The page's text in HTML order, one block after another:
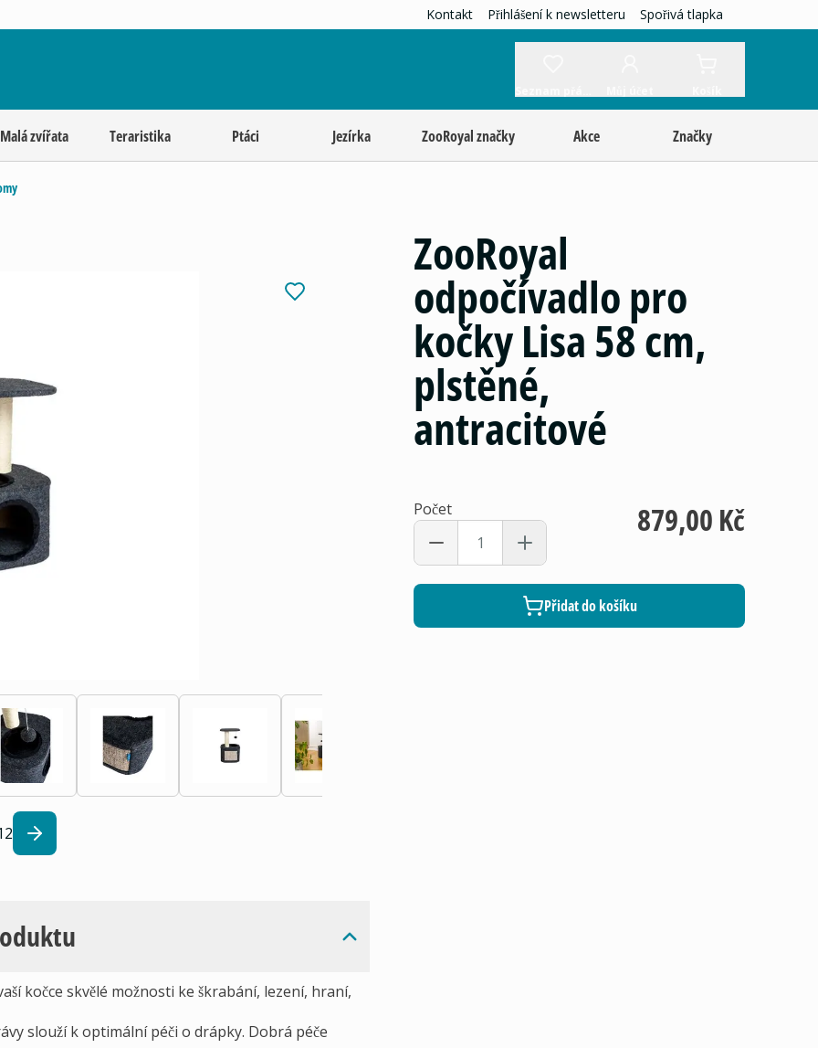
Kontakt Přihlášení k newsletteru Spořivá tlapka
Malá zvířata Teraristika Ptáci Jezírka ZooRoyal značky Akce Značky
kočce skvělé možnosti ke škrabání, lezení, hraní,
slouží k optimální péči o drápky. Dobrá péče
ZooRoyal
odpočívadlo pro
kočky Lisa 58 cm,
plstěné,
antracitové
Počet 879,00 Kč
Přidat do košíku